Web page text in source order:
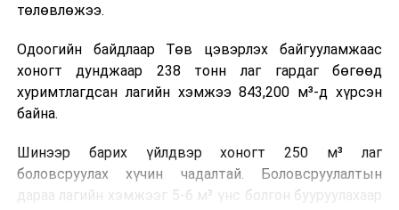
жишээнд суурилсан сургалт, багаар ажиллах дасгал,
танилцах, онцгой нөхцөлд ажиллах дадлага зэрэг
онол, практик хосолсон хэлбэрээр зохион байгуулж
байна.
зохион байгуулах Үндэсний хорооны Ажлын алба,
Нийслэлийн тээврийн газар, Автотээврийн үндэсний
төв болон Тээврийн цагдаагийн албаны холбогдох
төлөвлөжээ.
Одоогийн байдлаар Төв цэвэрлэх байгууламжаас
хоногт дунджаар 238 тонн лаг гардаг бөгөөд
хуримтлагдсан лагийн хэмжээ 843,200 м³-д хүрсэн
байна.
Шинээр барих үйлдвэр хоногт 250 м³ лаг
боловсруулах хүчин чадалтай. Боловсруулалтын
дараа лагийн хэмжээг 5-6 м³ үнс болгон бууруулахаар